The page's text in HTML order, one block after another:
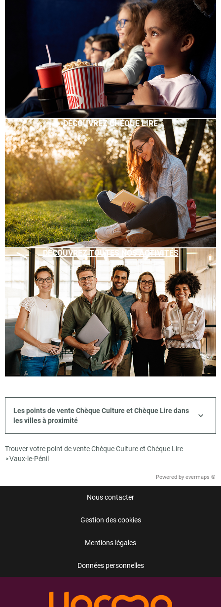
DÉCOUVREZ CHÈQUE LIRE
DÉCOUVREZ TOUTES NOS ACTIVITÉS
Les points de vente Chèque Culture et Chèque Lire dans
les villes à proximité
Trouver votre point de vente Chèque Culture et Chèque Lire
>Vaux-le-Pénil
Powered by evermaps ©
Nous contacter
Gestion des cookies
Mentions légales
Données personnelles